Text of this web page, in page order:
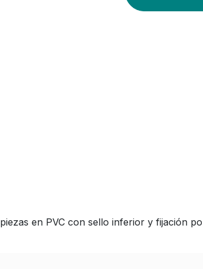
en PVC con sello inferior y fijación